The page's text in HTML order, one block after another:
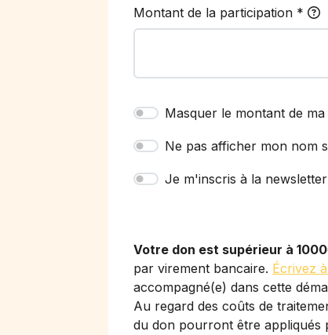
Montant de la participation *
Masquer le montant de
Ne pas afficher mon nom
Je m'inscris à la
Votre don est supérieur à
par virement bancaire. Écrivez
accompagné(e) dans cette
Au regard des coûts de
du don pourront être appliqués